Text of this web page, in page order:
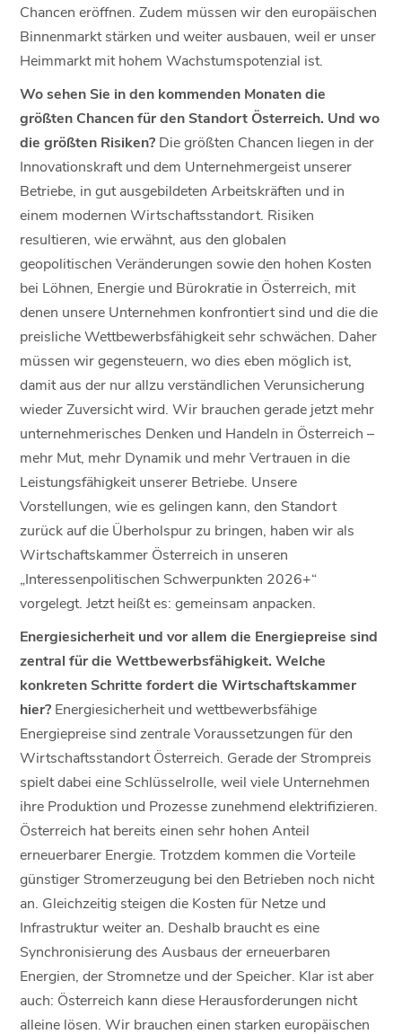
Chancen eröffnen. Zudem müssen wir den europäischen
Binnenmarkt stärken und weiter ausbauen, weil er unser
Heimmarkt mit hohem Wachstumspotenzial ist.
Wo sehen Sie in den kommenden Monaten die
größten Chancen für den Standort Österreich. Und wo
die größten Risiken? Die größten Chancen liegen in der
Innovationskraft und dem Unternehmergeist unserer
Betriebe, in gut ausgebildeten Arbeitskräften und in
einem modernen Wirtschaftsstandort. Risiken
resultieren, wie erwähnt, aus den globalen
geopolitischen Veränderungen sowie den hohen Kosten
bei Löhnen, Energie und Bürokratie in Österreich, mit
denen unsere Unternehmen konfrontiert sind und die die
preisliche Wettbewerbsfähigkeit sehr schwächen. Daher
müssen wir gegensteuern, wo dies eben möglich ist,
damit aus der nur allzu verständlichen Verunsicherung
wieder Zuversicht wird. Wir brauchen gerade jetzt mehr
unternehmerisches Denken und Handeln in Österreich –
mehr Mut, mehr Dynamik und mehr Vertrauen in die
Leistungsfähigkeit unserer Betriebe. Unsere
Vorstellungen, wie es gelingen kann, den Standort
zurück auf die Überholspur zu bringen, haben wir als
Wirtschaftskammer Österreich in unseren
„Interessenpolitischen Schwerpunkten 2026+“
vorgelegt. Jetzt heißt es: gemeinsam anpacken.
Energiesicherheit und vor allem die Energiepreise sind
zentral für die Wettbewerbsfähigkeit. Welche
konkreten Schritte fordert die Wirtschaftskammer
hier? Energiesicherheit und wettbewerbsfähige
Energiepreise sind zentrale Voraussetzungen für den
Wirtschaftsstandort Österreich. Gerade der Strompreis
spielt dabei eine Schlüsselrolle, weil viele Unternehmen
ihre Produktion und Prozesse zunehmend elektrifizieren.
Österreich hat bereits einen sehr hohen Anteil
erneuerbarer Energie. Trotzdem kommen die Vorteile
günstiger Stromerzeugung bei den Betrieben noch nicht
an. Gleichzeitig steigen die Kosten für Netze und
Infrastruktur weiter an. Deshalb braucht es eine
Synchronisierung des Ausbaus der erneuerbaren
Energien, der Stromnetze und der Speicher. Klar ist aber
auch: Österreich kann diese Herausforderungen nicht
alleine lösen. Wir brauchen einen starken europäischen